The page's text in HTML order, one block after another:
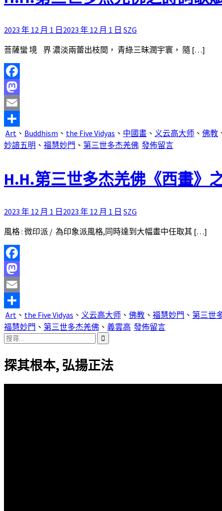
2023 年 12 月 1 日 2023 年 12 月 1 日 SZG
菩薩蠻 境 界 濃淡兩蕾出枝間， 青綠三昧潤宇寰， 隨 […]
Facebook
Mastodon
Email
分
享
Art 、 Buddhism 、 the Five Vidyas 、 中國畫 、 义云高大师 、 佛教
妙諳五明 、 福慧妙門 、 第三世多杰羌佛 發佈留言
H.H.第三世多杰羌佛《西畫》
2023 年 12 月 1 日 2023 年 12 月 1 日 SZG
風格 : 微印派 / 為印象派風格,同時達到大幅畫中任取其 […]
Facebook
Mastodon
Email
分
享
Art 、 the Five Vidyas 、 义云高大师 、 佛教 、 福慧妙門 、 第三世
福慧妙門 、 第三世多杰羌佛 、 義雲高 發佈留言
搜
關
鍵
字:
探其根本, 弘揚正法